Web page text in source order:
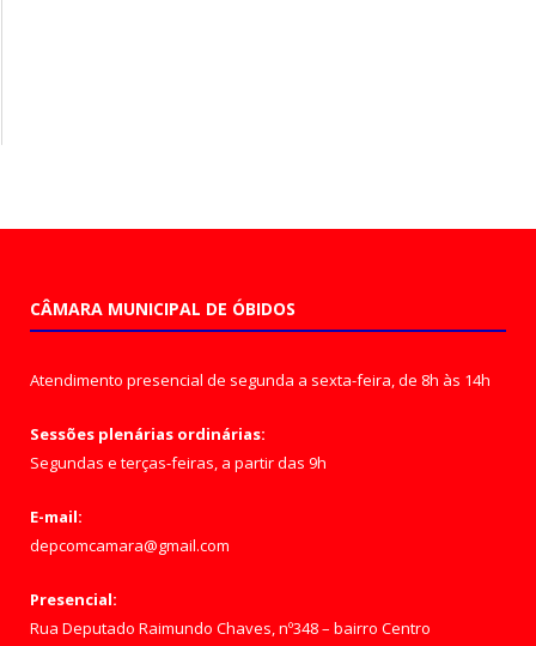
CÂMARA MUNICIPAL DE ÓBIDOS
Atendimento presencial de segunda a sexta-feira, de 8h às 14h
Sessões plenárias ordinárias:
Segundas e terças-feiras, a partir das 9h
E-mail:
depcomcamara@gmail.com
Presencial:
Rua Deputado Raimundo Chaves, nº348 – bairro Centro